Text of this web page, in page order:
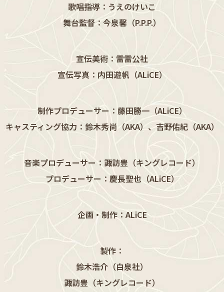
歌唱指導：うえのけいこ
舞台監督：今泉馨（P.P.P.）
宣伝美術：雷雷公社
宣伝写真：内田遊帆（ALiCE）
制作プロデューサー：藤田勝一（ALiCE）
キャスティング協力：鈴木秀尚（AKA）、吉野佑紀（AKA）
音楽プロデューサー：諏訪豊（キングレコード）
プロデューサー：慶長聖也（ALiCE）
企画・制作：ALiCE
製作：
鈴木浩介（白泉社）
諏訪豊（キングレコード）